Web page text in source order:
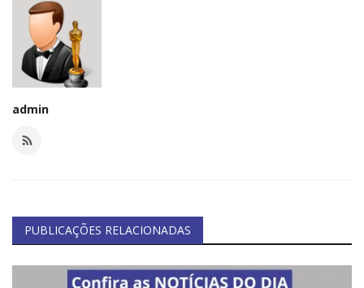
Política
Trânsito
Economia
Esporte
Solidariedade
admin
PUBLICAÇÕES RELACIONADAS